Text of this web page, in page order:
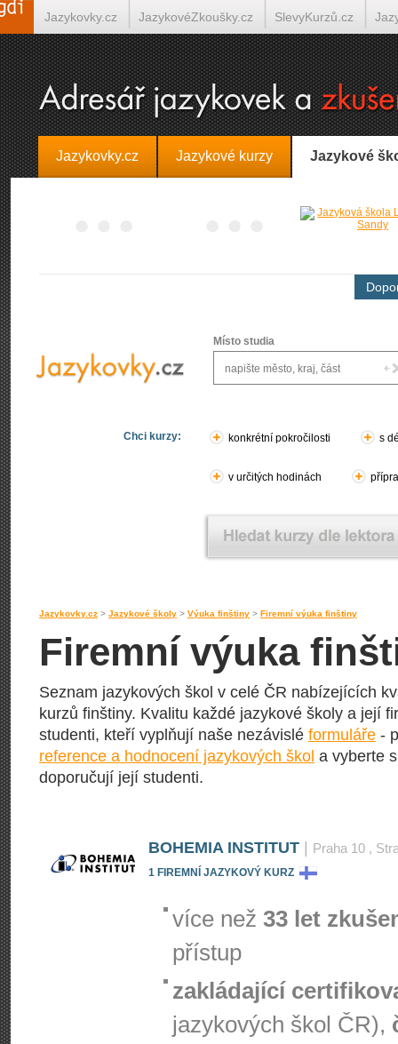
Jazykovky.cz Jazykové kurzy Jazykové
Místo studia
Chci kurzy: konkrétní pokročilosti s
v určitých hodinách
Jazykovky.cz > Jazykové školy > Výuka finštiny > Firemní výuka finštiny
Firemní výuka
Seznam jazykových škol v celé ČR nabízejících
kurzů finštiny. Kvalitu každé jazykové školy a její
studenti, kteří vyplňují naše nezávislé formuláře -
reference a hodnocení jazykových škol a vyberte
doporučují její studenti.
BOHEMIA INSTITUT Praha 10 ,
1 FIREMNÍ JAZYKOVÝ KURZ
více než 33 let
přístup
zakládající
jazykových škol ČR),
Jazykovky.cz JazykovéZkoušky.cz SlevyKurzů.cz
Španělština on-line Italština on-line Tlumočení-